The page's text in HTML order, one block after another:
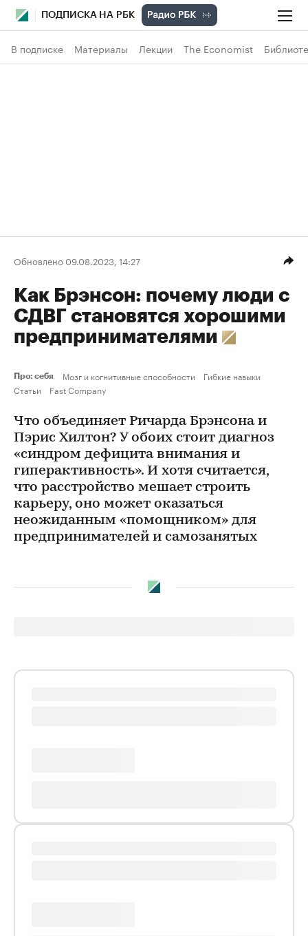
ПОДПИСКА НА РБК
В подписке Материалы Лекции The Economist
Обновлено 09.08.2023, 14:27
Как Брэнсон: почему люди с
СДВГ становятся хорошими
предпринимателями
Про: себя Мозг и когнитивные способности
Гибкие навыки
Статьи
Fast Company
Что объединяет Ричарда Брэнсона и
Пэрис Хилтон? У обоих стоит диагноз
«синдром дефицита внимания и
гиперактивность». И хотя считается,
что расстройство мешает строить
карьеру, оно может оказаться
неожиданным «помощником» для
предпринимателей и самозанятых